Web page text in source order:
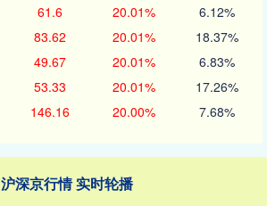
61.6 20.01% 6.12%
83.62 20.01% 18.37%
49.67 20.01% 6.83%
53.33 20.01% 17.26%
146.16 20.00% 7.68%
沪深京行情 实时轮播